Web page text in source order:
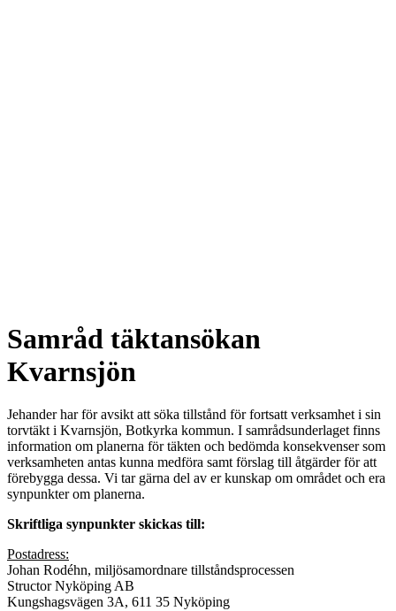
Samråd täktansökan
Kvarnsjön
Jehander har för avsikt att söka tillstånd för fortsatt verksamhet i sin
torvtäkt i Kvarnsjön, Botkyrka kommun. I samrådsunderlaget finns
information om planerna för täkten och bedömda konsekvenser som
verksamheten antas kunna medföra samt förslag till åtgärder för att
förebygga dessa. Vi tar gärna del av er kunskap om området och era
synpunkter om planerna.
Skriftliga synpunkter skickas till:
Postadress:
Johan Rodéhn, miljösamordnare tillståndsprocessen
Structor Nyköping AB
Kungshagsvägen 3A, 611 35 Nyköping